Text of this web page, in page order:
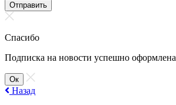
Отправить
Спасибо
Подписка на новости успешно оформлена
Ок
Назад